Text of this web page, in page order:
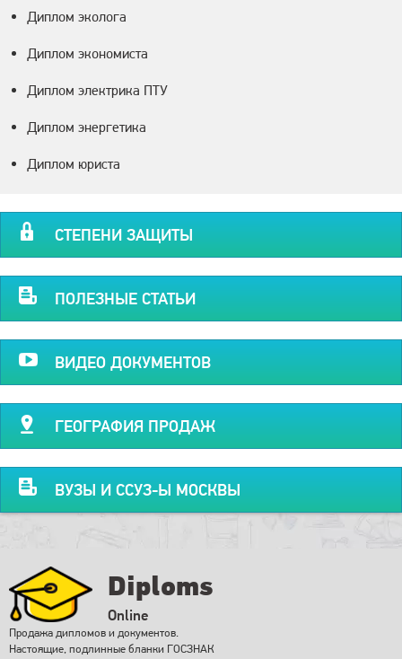
Диплом эколога
Диплом экономиста
Диплом электрика ПТУ
Диплом энергетика
Диплом юриста
СТЕПЕНИ ЗАЩИТЫ
ПОЛЕЗНЫЕ СТАТЬИ
ВИДЕО ДОКУМЕНТОВ
ГЕОГРАФИЯ ПРОДАЖ
ВУЗЫ И ССУЗ-Ы МОСКВЫ
Diploms
Online
Продажа дипломов и документов.
Настоящие, подлинные бланки ГОСЗНАК